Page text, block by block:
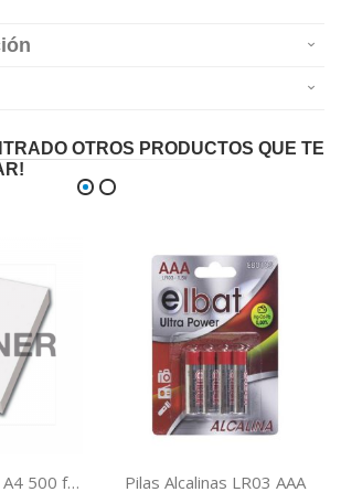
OTROS PRODUCTOS QUE TE
Paquete de papel A4 500 folios, ultra blanco, 80 gramos de peso y barato Pilas Alcalinas LR03 AAA